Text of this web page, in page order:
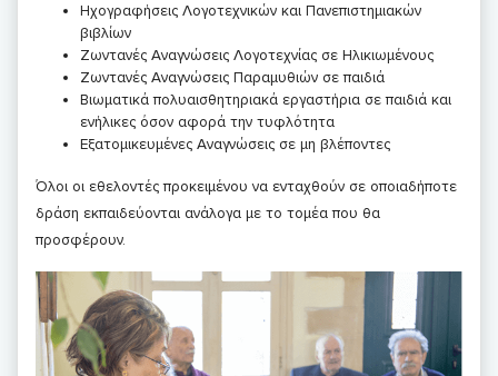
Ηχογραφήσεις Λογοτεχνικών και Πανεπιστημιακών
βιβλίων
Ζωντανές Αναγνώσεις Λογοτεχνίας σε Ηλικιωμένους
Ζωντανές Αναγνώσεις Παραμυθιών σε παιδιά
Βιωματικά πολυαισθητηριακά εργαστήρια σε παιδιά και
ενήλικες όσον αφορά την τυφλότητα
Εξατομικευμένες Αναγνώσεις σε μη βλέποντες
Όλοι οι εθελοντές προκειμένου να ενταχθούν σε οποιαδήποτε
δράση εκπαιδεύονται ανάλογα με το τομέα που θα
προσφέρουν.